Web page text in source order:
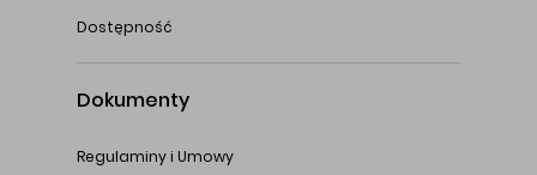
Dostępność
Dokumenty
Regulaminy i Umowy